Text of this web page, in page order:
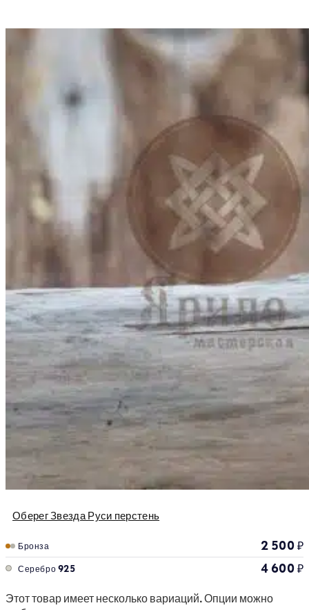
Оберег Звезда Руси перстень
Бронза 2 500₽
Серебро 925 4 600₽
Этот товар имеет несколько вариаций. Опции можно